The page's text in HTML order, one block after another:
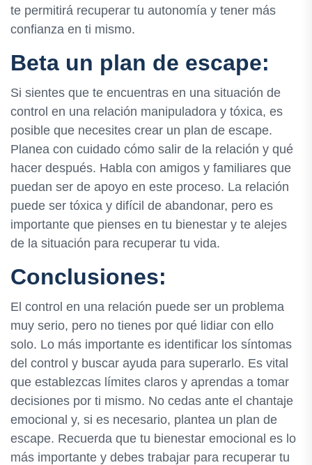
te permitirá recuperar tu autonomía y tener más
confianza en ti mismo.
Beta un plan de escape:
Si sientes que te encuentras en una situación de
control en una relación manipuladora y tóxica, es
posible que necesites crear un plan de escape.
Planea con cuidado cómo salir de la relación y qué
hacer después. Habla con amigos y familiares que
puedan ser de apoyo en este proceso. La relación
puede ser tóxica y difícil de abandonar, pero es
importante que pienses en tu bienestar y te alejes
de la situación para recuperar tu vida.
Conclusiones:
El control en una relación puede ser un problema
muy serio, pero no tienes por qué lidiar con ello
solo. Lo más importante es identificar los síntomas
del control y buscar ayuda para superarlo. Es vital
que establezcas límites claros y aprendas a tomar
decisiones por ti mismo. No cedas ante el chantaje
emocional y, si es necesario, plantea un plan de
escape. Recuerda que tu bienestar emocional es lo
más importante y debes trabajar para recuperar tu